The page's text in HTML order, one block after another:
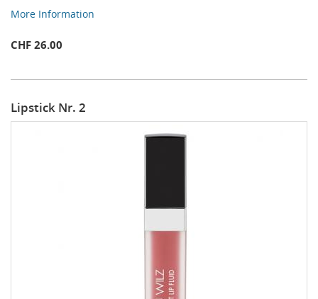
More Information
CHF 26.00
Lipstick Nr. 2